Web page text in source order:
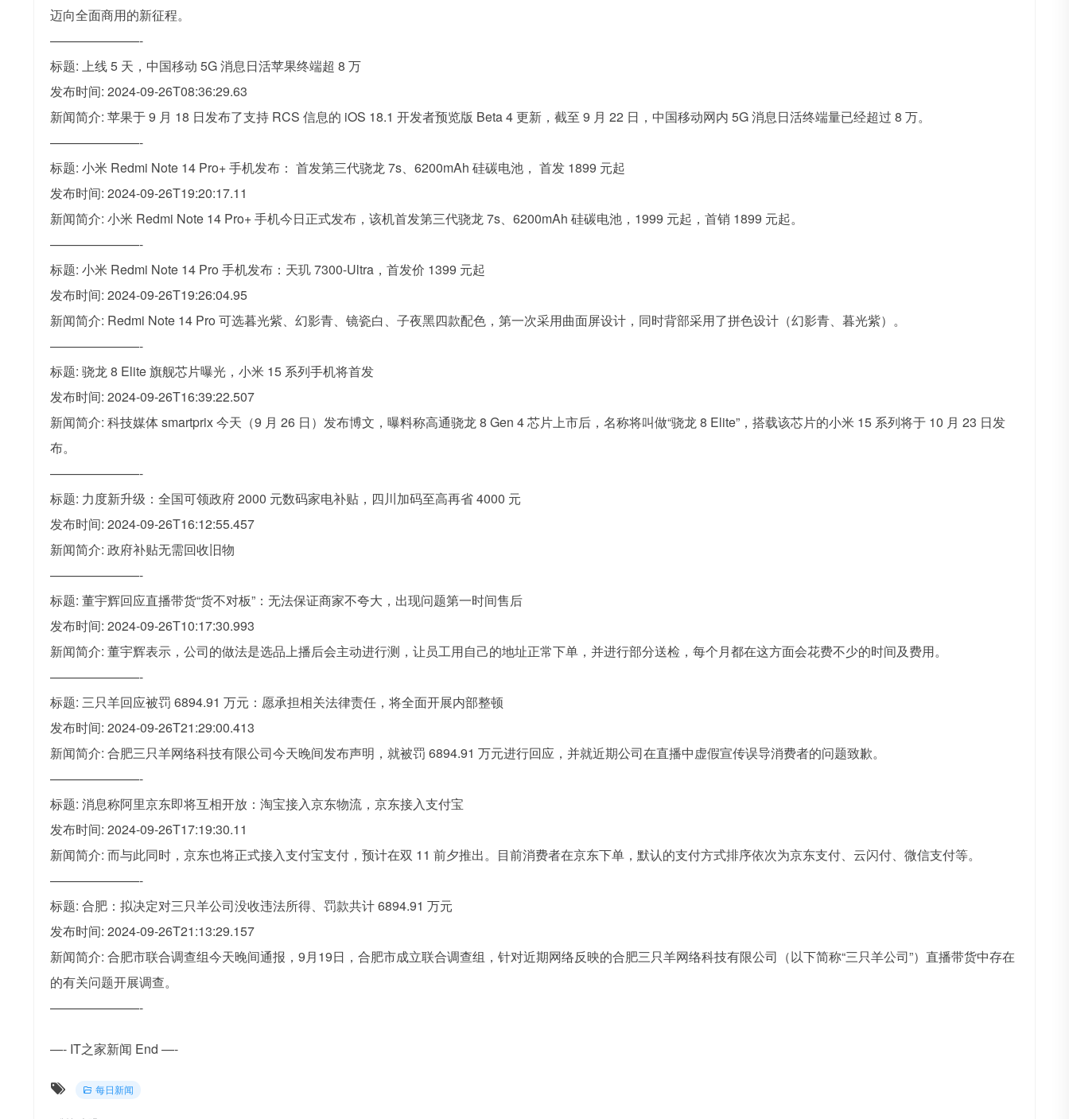
迈向全面商用的新征程。
———————-
标题: 上线 5 天，中国移动 5G 消息日活苹果终端超 8 万
发布时间: 2024-09-26T08:36:29.63
新闻简介: 苹果于 9 月 18 日发布了支持 RCS 信息的 iOS 18.1 开发者预览版 Beta 4 更新，截至 9 月 22 日，中国移动网内 5G 消息日活终端量已经超过 8 万。
———————-
标题: 小米 Redmi Note 14 Pro+ 手机发布： 首发第三代骁龙 7s、6200mAh 硅碳电池， 首发 1899 元起
发布时间: 2024-09-26T19:20:17.11
新闻简介: 小米 Redmi Note 14 Pro+ 手机今日正式发布，该机首发第三代骁龙 7s、6200mAh 硅碳电池，1999 元起，首销 1899 元起。
———————-
标题: 小米 Redmi Note 14 Pro 手机发布：天玑 7300-Ultra，首发价 1399 元起
发布时间: 2024-09-26T19:26:04.95
新闻简介: Redmi Note 14 Pro 可选暮光紫、幻影青、镜瓷白、子夜黑四款配色，第一次采用曲面屏设计，同时背部采用了拼色设计（幻影青、暮光紫）。
———————-
标题: 骁龙 8 Elite 旗舰芯片曝光，小米 15 系列手机将首发
发布时间: 2024-09-26T16:39:22.507
新闻简介: 科技媒体 smartprix 今天（9 月 26 日）发布博文，曝料称高通骁龙 8 Gen 4 芯片上市后，名称将叫做“骁龙 8 Elite”，搭载该芯片的小米 15 系列将于 10 月 23 日发
布。
———————-
标题: 力度新升级：全国可领政府 2000 元数码家电补贴，四川加码至高再省 4000 元
发布时间: 2024-09-26T16:12:55.457
新闻简介: 政府补贴无需回收旧物
———————-
标题: 董宇辉回应直播带货“货不对板”：无法保证商家不夸大，出现问题第一时间售后
发布时间: 2024-09-26T10:17:30.993
新闻简介: 董宇辉表示，公司的做法是选品上播后会主动进行测，让员工用自己的地址正常下单，并进行部分送检，每个月都在这方面会花费不少的时间及费用。
———————-
标题: 三只羊回应被罚 6894.91 万元：愿承担相关法律责任，将全面开展内部整顿
发布时间: 2024-09-26T21:29:00.413
新闻简介: 合肥三只羊网络科技有限公司今天晚间发布声明，就被罚 6894.91 万元进行回应，并就近期公司在直播中虚假宣传误导消费者的问题致歉。
———————-
标题: 消息称阿里京东即将互相开放：淘宝接入京东物流，京东接入支付宝
发布时间: 2024-09-26T17:19:30.11
新闻简介: 而与此同时，京东也将正式接入支付宝支付，预计在双 11 前夕推出。目前消费者在京东下单，默认的支付方式排序依次为京东支付、云闪付、微信支付等。
———————-
标题: 合肥：拟决定对三只羊公司没收违法所得、罚款共计 6894.91 万元
发布时间: 2024-09-26T21:13:29.157
新闻简介: 合肥市联合调查组今天晚间通报，9月19日，合肥市成立联合调查组，针对近期网络反映的合肥三只羊网络科技有限公司（以下简称“三只羊公司”）直播带货中存在
的有关问题开展调查。
———————-
—- IT之家新闻 End —-
每日新闻